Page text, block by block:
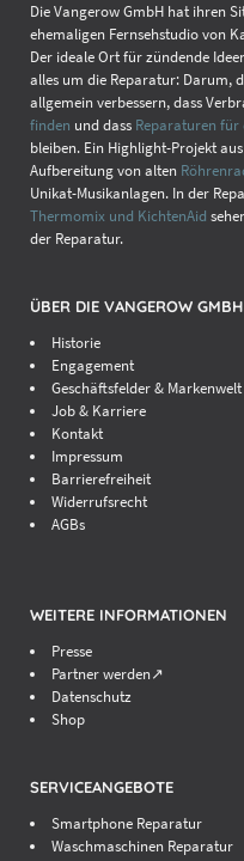
Die Vangerow GmbH hat ihren
ehemaligen Fernsehstudio von
Der ideale Ort für zündende
alles um die Reparatur: Darum,
allgemein verbessern, dass
finden und dass Reparaturen für
bleiben. Ein Highlight-Projekt
Aufbereitung von alten
Unikat-Musikanlagen. In der
Thermomix und KichtenAid
der Reparatur.
ÜBER DIE VANGEROW GMBH
Historie
Engagement
Geschäftsfelder & Markenwelt
Job & Karriere
Kontakt
Impressum
Barrierefreiheit
Widerrufsrecht
AGBs
WEITERE INFORMATIONEN
Presse
Partner werden↗
Datenschutz
Shop
SERVICEANGEBOTE
Smartphone Reparatur
Waschmaschinen Reparatur